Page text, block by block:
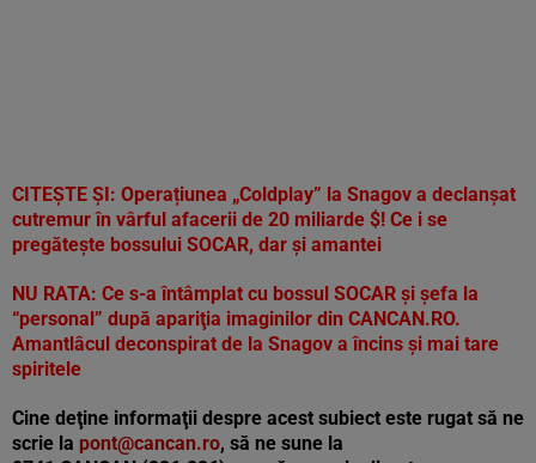
CITEȘTE ȘI: Operațiunea „Coldplay” la Snagov a declanșat
cutremur în vârful afacerii de 20 miliarde $! Ce i se
pregăteşte bossului SOCAR, dar şi amantei
NU RATA: Ce s-a întâmplat cu bossul SOCAR şi şefa la
“personal” după apariţia imaginilor din CANCAN.RO.
Amantlâcul deconspirat de la Snagov a încins şi mai tare
spiritele
Cine deţine informaţii despre acest subiect este rugat să ne
scrie la pont@cancan.ro, să ne sune la